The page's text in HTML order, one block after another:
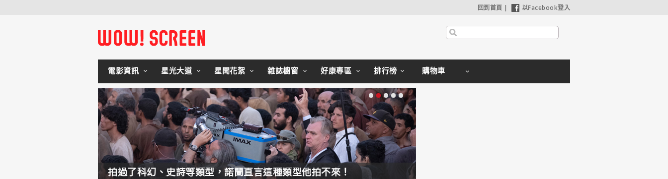
回到首頁 | 以Facebook登入
電影資訊 星光大道 星聞花絮 雜誌櫥窗 好康專區 排行榜 購物車
拍過了科幻、史詩等類型，諾蘭直言這種類型他拍不來！